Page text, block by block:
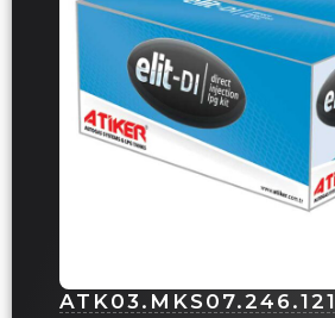
ATK03.MKS07.246.121